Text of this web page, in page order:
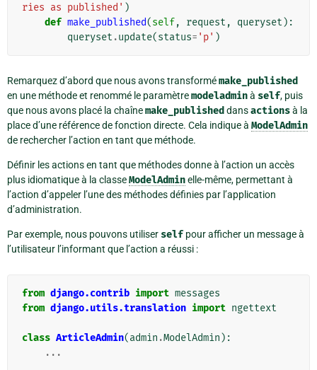
ries as published' )
def make_published(self, request , queryset ):
queryset .update(status= 'p' )
Remarquez d’abord que nous avons transformémake_published
en une méthode et renommé le paramètremodeladminà self, puis
que nous avons placé la chaînemake_publisheddansactionsà la
place d’une référence de fonction directe. Cela indique à ModelAdmin
de rechercher l’action en tant que méthode.
Définir les actions en tant que méthodes donne à l’action un accès
plus idiomatique à la classeModelAdminelle-même, permettant à
l’action d’appeler l’une des méthodes définies par l’application
d’administration.
Par exemple, nous pouvons utiliser self pour afficher un message à
l’utilisateur l’informant que l’action a réussi :
from django.contrib import messages
from django.utils.translation import ngettext
class ArticleAdmin(admin .ModelAdmin ):
...